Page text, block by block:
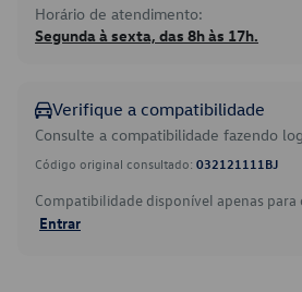
Horário de atendimento:
Segunda à sexta, das 8h às 17h.
Verifique a compatibilidade
Consulte a compatibilidade fazendo
Código original consultado: 032121111BJ
Compatibilidade disponível apenas
Entrar